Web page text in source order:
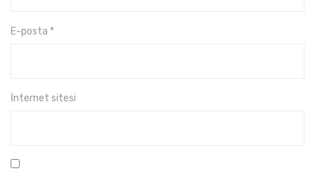
E-posta *
İnternet sitesi